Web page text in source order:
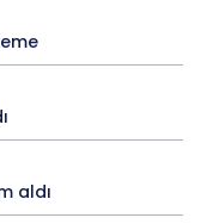
aldı